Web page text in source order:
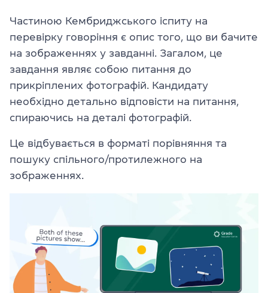
Частиною Кембриджського іспиту на
перевірку говоріння є опис того, що ви бачите
на зображеннях у завданні. Загалом, це
завдання являє собою питання до
прикріплених фотографій. Кандидату
необхідно детально відповісти на питання,
спираючись на деталі фотографій.
Це відбувається в форматі порівняння та
пошуку спільного/протилежного на
зображеннях.